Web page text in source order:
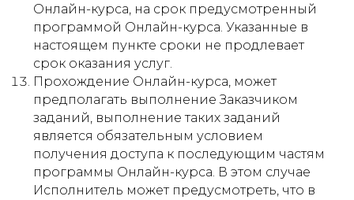
Онлайн-курса, на срок предусмотренный
программой Онлайн-курса. Указанные в
настоящем пункте сроки не продлевает
срок оказания услуг.
Прохождение Онлайн-курса, может
предполагать выполнение Заказчиком
заданий, выполнение таких заданий
является обязательным условием
получения доступа к последующим частям
программы Онлайн-курса. В этом случае
Исполнитель может предусмотреть, что в